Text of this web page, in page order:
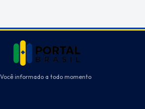
Você informado a todo momento